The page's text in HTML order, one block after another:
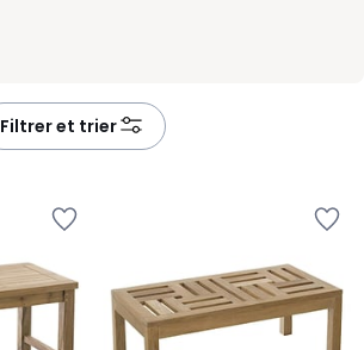
Filtrer et trier